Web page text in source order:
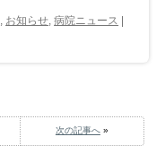
, お知らせ,病院ニュース
次の記事へ»